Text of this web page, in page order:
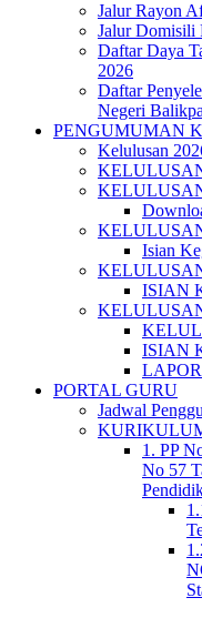
Jalur Rayon
Jalur Domisili
Daftar Daya
2026
Daftar
Negeri
PENGUMUMAN
Kelulusan
Isian
ISIAN
ISIAN
PORTAL GURU
Jadwal
1. PP
No 57